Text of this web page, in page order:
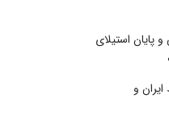
پایان استیلای
و